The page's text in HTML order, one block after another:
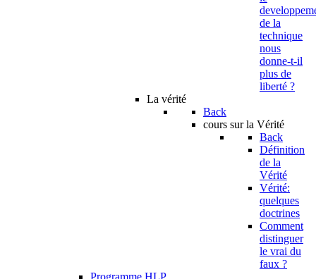
de la
technique
nous
donne-t-il
plus de
liberté ?
La vérité
Back
cours sur la Vérité
Back
Définition
de la
Vérité
Vérité:
quelques
doctrines
Comment
distinguer
le vrai du
faux ?
Programme HLP